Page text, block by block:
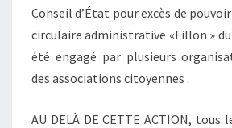
Conseil d’État pour excès de
circulaire administrative «Fillon » du
été engagé par plusieurs
des associations citoyennes .
AU DELÀ DE CETTE ACTION, tous